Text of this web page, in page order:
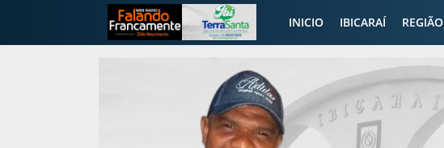
INICIO IBICARAÍ REGIÃO